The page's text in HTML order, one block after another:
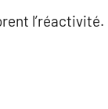
l’réactivité.